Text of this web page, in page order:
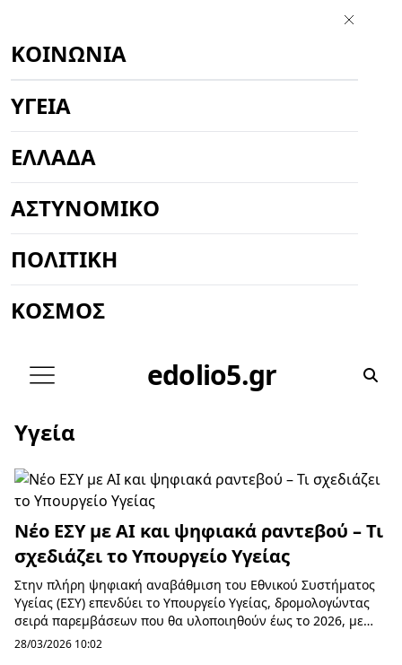
ΚΟΙΝΩΝΊΑ
ΥΓΕΊΑ
ΕΛΛΆΔΑ
ΑΣΤΥΝΟΜΙΚΌ
ΠΟΛΙΤΙΚΉ
ΚΌΣΜΟΣ
edolio5.gr
Υγεία
Νέο ΕΣΥ με AI και ψηφιακά ραντεβού – Τι
σχεδιάζει το Υπουργείο Υγείας
Στην πλήρη ψηφιακή αναβάθμιση του Εθνικού Συστήματος
Υγείας (ΕΣΥ) επενδύει το Υπουργείο Υγείας, δρομολογώντας
σειρά παρεμβάσεων που θα υλοποιηθούν έως το 2026, με
στόχο τη βελτίωση της καθημερινότη...
28/03/2026 10:02